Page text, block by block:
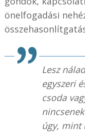
önelfogadási
Lesz
egyszeri
csoda
úgy, mint